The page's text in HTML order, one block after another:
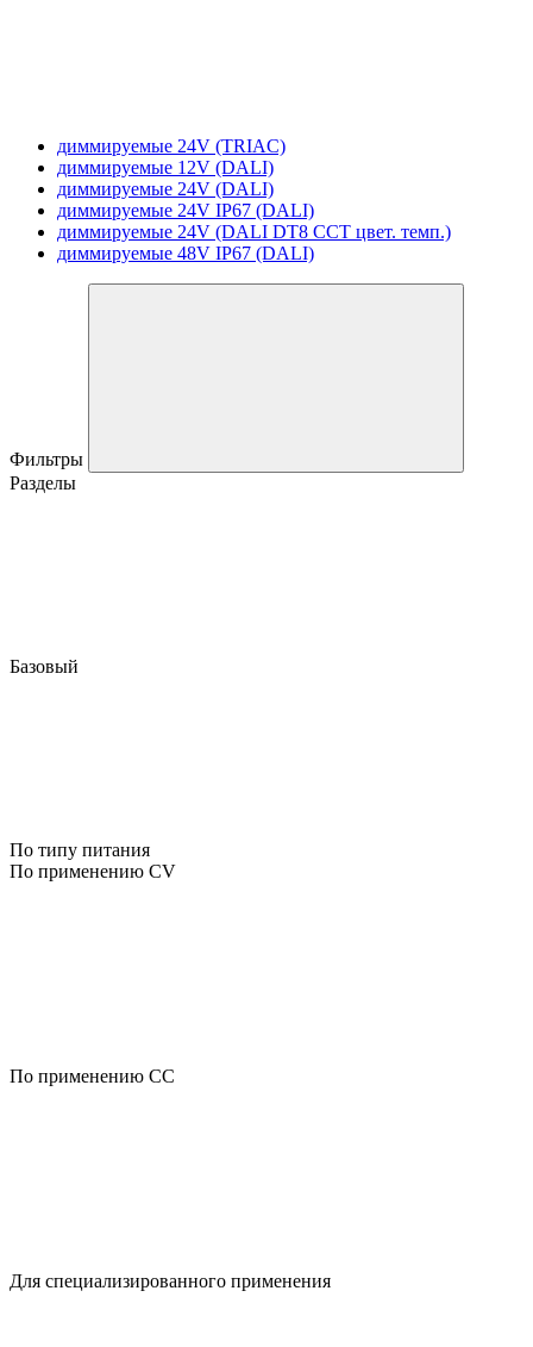
диммируемые 24V (TRIAC)
диммируемые 12V (DALI)
диммируемые 24V (DALI)
диммируемые 24V IP67 (DALI)
диммируемые 24V (DALI DT8 CCT цвет. темп.)
диммируемые 48V IP67 (DALI)
Фильтры
Разделы
Базовый
По типу питания
По применению CV
По применению CC
Для специализированного применения